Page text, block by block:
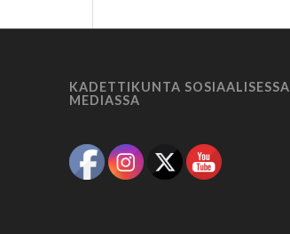
KADETTIKUNTA SOSIAALISESSA
MEDIASSA